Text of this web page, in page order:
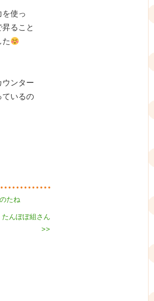
を使っ
ること
た
ウンター
ているの
たね
んぽぽ組さん
>>